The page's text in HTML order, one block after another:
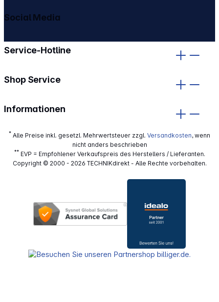
Service-Hotline
Shop Service
Informationen
Social Media
* Alle Preise inkl. gesetzl. Mehrwertsteuer zzgl. Versandkosten, wenn
nicht anders beschrieben
**EVP = Empfohlener Verkaufspreis des Herstellers / Lieferanten.
Copyright © 2000 - 2026 TECHNIKdirekt - Alle Rechte vorbehalten.